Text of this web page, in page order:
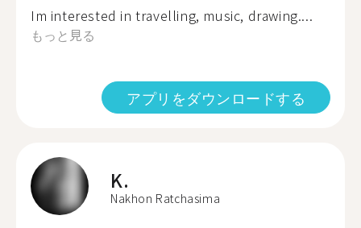
Im interested in travelling, music, drawing....
もっと見る
アプリをダウンロードする
K.
Nakhon Ratchasima